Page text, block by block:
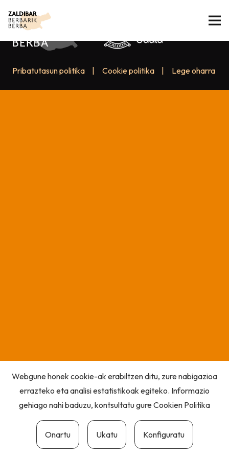
Pribatutasun politika Cookie politika Lege oharra
Webgune honek cookie-ak erabiltzen ditu, zure nabigazioa
errazteko eta analisi estatistikoak egiteko. Informazio
gehiago nahi baduzu, kontsultatu gureCookien Politika
Onartu Ukatu Konfiguratu